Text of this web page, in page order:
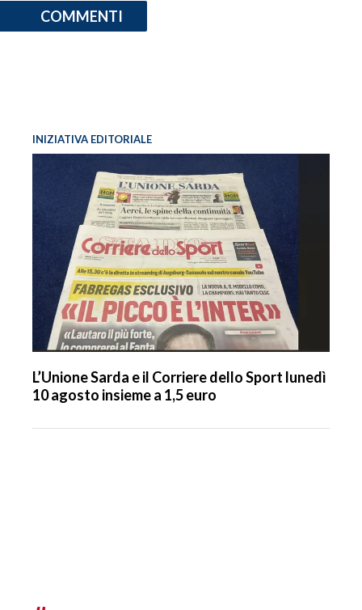
COMMENTI
INIZIATIVA EDITORIALE
L’Unione Sarda e il Corriere dello Sport lunedì
10 agosto insieme a 1,5 euro